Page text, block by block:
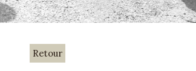
Retour